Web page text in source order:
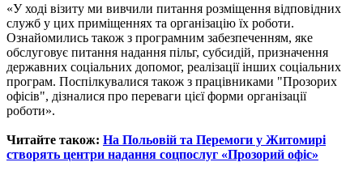
«У ході візиту ми вивчили питання розміщення відповідних
служб у цих приміщеннях та організацію їх роботи.
Ознайомились також з програмним забезпеченням, яке
обслуговує питання надання пільг, субсидій, призначення
державних соціальних допомог, реалізації інших соціальних
програм. Поспілкувалися також з працівниками "Прозорих
офісів", дізналися про переваги цієї форми організації
роботи».
Читайте також: На Польовій та Перемоги у Житомирі
створять центри надання соцпослуг «Прозорий офіс»